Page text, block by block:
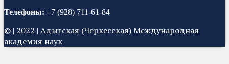
Телефоны: +7 (928) 711-61-84
©​ | 2022 | Адыгская (Черкесская) Международная
академия наук